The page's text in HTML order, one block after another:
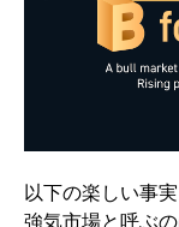
以下の楽しい事
強気市場と呼ぶ